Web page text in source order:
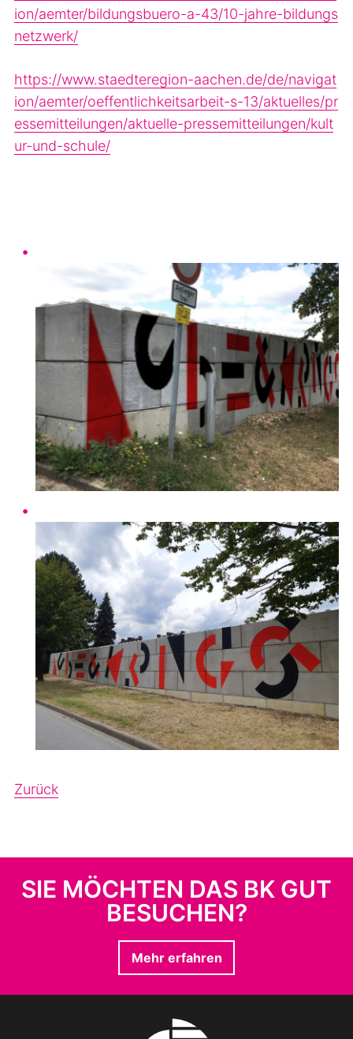
ion/aemter/bildungsbuero-a-43/10-jahre-bildungs
netzwerk/
https://www.staedteregion-aachen.de/de/navigat
ion/aemter/oeffentlichkeitsarbeit-s-13/aktuelles/pr
essemitteilungen/aktuelle-pressemitteilungen/kult
ur-und-schule/
Zurück
SIE MÖCHTEN DAS BK GUT
BESUCHEN?
Mehr erfahren